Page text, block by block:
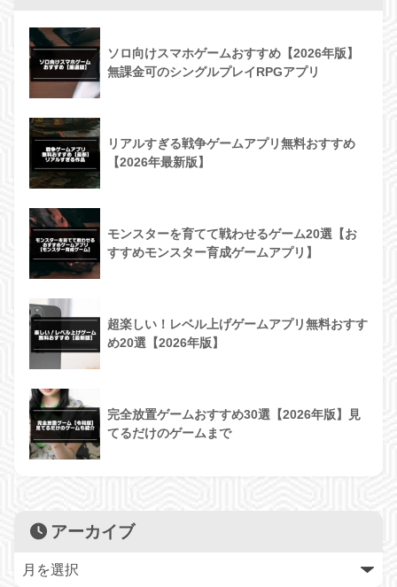
ソロ向けスマホゲームおすすめ【2026年版】
無課金可のシングルプレイRPGアプリ
リアルすぎる戦争ゲームアプリ無料おすすめ
【2026年最新版】
モンスターを育てて戦わせるゲーム20選【お
すすめモンスター育成ゲームアプリ】
超楽しい！レベル上げゲームアプリ無料おすす
め20選【2026年版】
完全放置ゲームおすすめ30選【2026年版】見
てるだけのゲームまで
アーカイブ